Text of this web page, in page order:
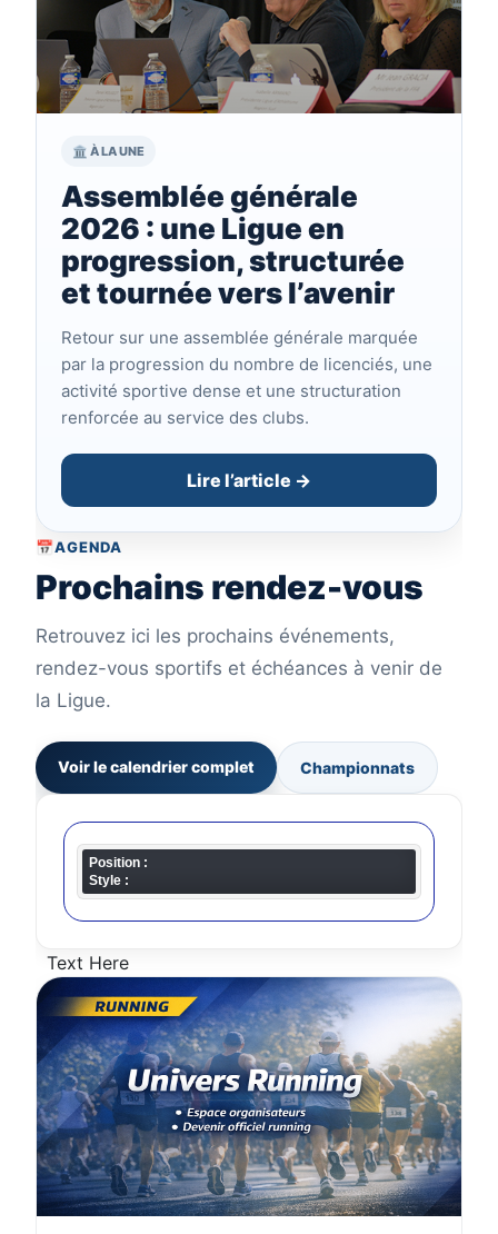
🏛️ À LA UNE
Assemblée générale
2026 : une Ligue en
progression, structurée
et tournée vers l’avenir
Retour sur une assemblée générale marquée
par la progression du nombre de licenciés, une
activité sportive dense et une structuration
renforcée au service des clubs.
Lire l’article →
📅AGENDA
Prochains rendez-vous
Retrouvez ici les prochains événements,
rendez-vous sportifs et échéances à venir de
la Ligue.
Voir le calendrier complet Championnats
Position :
Style :
Text Here